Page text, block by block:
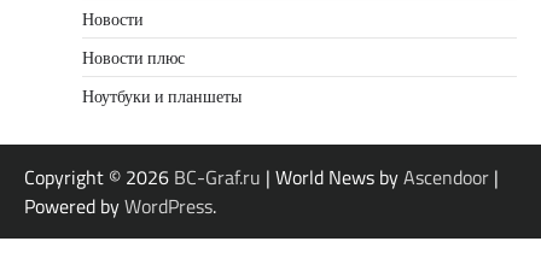
Новости
Новости плюс
Ноутбуки и планшеты
Copyright © 2026 BC-Graf.ru | World News byAscendoor |
Powered byWordPress.